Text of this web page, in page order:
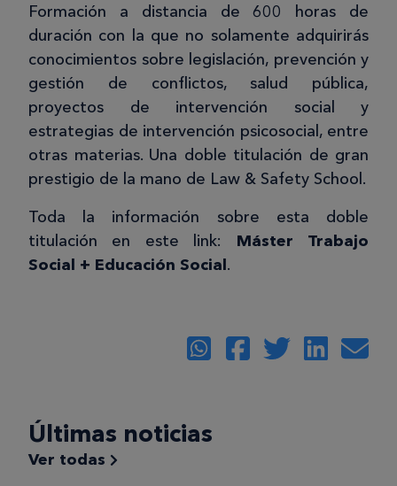
Formación a distancia de 600 horas de
duración con la que no solamente adquirirás
conocimientos sobre legislación, prevención y
gestión de conflictos, salud pública,
proyectos de intervención social y
estrategias de intervención psicosocial, entre
otras materias. Una doble titulación de gran
prestigio de la mano de Law & Safety School.
Toda la información sobre esta doble
titulación en este link: Máster Trabajo
Social + Educación Social.
Últimas noticias
Ver todas